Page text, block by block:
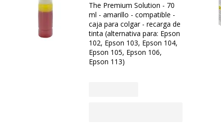
The Premium Solution - 70
ml - amarillo - compatible -
caja para colgar - recarga de
tinta (alternativa para: Epson
102, Epson 103, Epson 104,
Epson 105, Epson 106,
Epson 113)